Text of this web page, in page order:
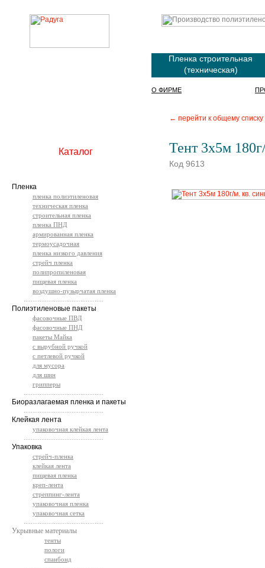
Пленка строительная
(техническая)
О ФИРМЕ
← перейти к общему списку
Тент 3х5м
Код 9613
Каталог
Пленка
пленка полиэтиленовая
техническая пленка
строительная пленка
пленка ПНД
армированная пленка
термоусадочная
пленка низкого давления
стрейч пленка
полипропиленовая
пищевая пленка
воздушно-пузырчатая пленка
Полиэтиленовые пакеты
фасовочные ПВД
фасовочные ПНД
пакеты Майка
с вырубной ручкой
с петлевой ручкой
для мусора
для шин
грипперы
Биоразлагаемая пленка и пакеты
Клейкая лента
упаковочная клейкая лента
Упаковка
стрейч-пленка
клейкая лента
пищевая пленка
креп-лента
стреппинг-лента
упаковочная пленка
упаковочная сетка
Укрывные материалы
тенты
пологи
спанбонд